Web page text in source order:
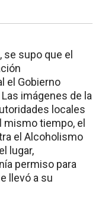
se supo que el
el Gobierno
imágenes de la
locales
mismo tiempo, el
el Alcoholismo
lugar,
permiso para
llevó a su